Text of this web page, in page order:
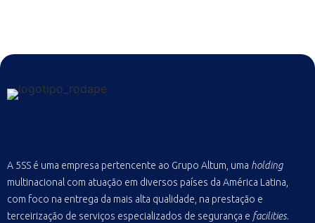
A 5SS é uma empresa pertencente ao Grupo Altum, uma holding
multinacional com atuação em diversos países da América Latina,
com foco na entrega da mais alta qualidade, na prestação e
terceirização de serviços especializados de segurança e facilities.